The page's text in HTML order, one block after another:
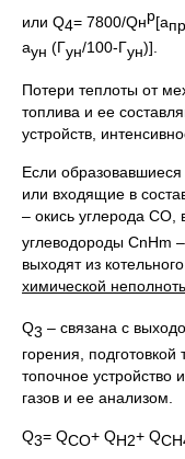
или Q4= 7800/Qнр[aпр
aун (Гун/100-Гун)].
Потери теплоты от
топлива и ее
устройств,
Если образовавшиеся
или входящие в
– окись углерода СО,
углеводороды СnНm
выходят из
химической
Q3 – связана с
горения,
топочное
газов и ее анализом.
Q3= QСО+ QН2+ Q